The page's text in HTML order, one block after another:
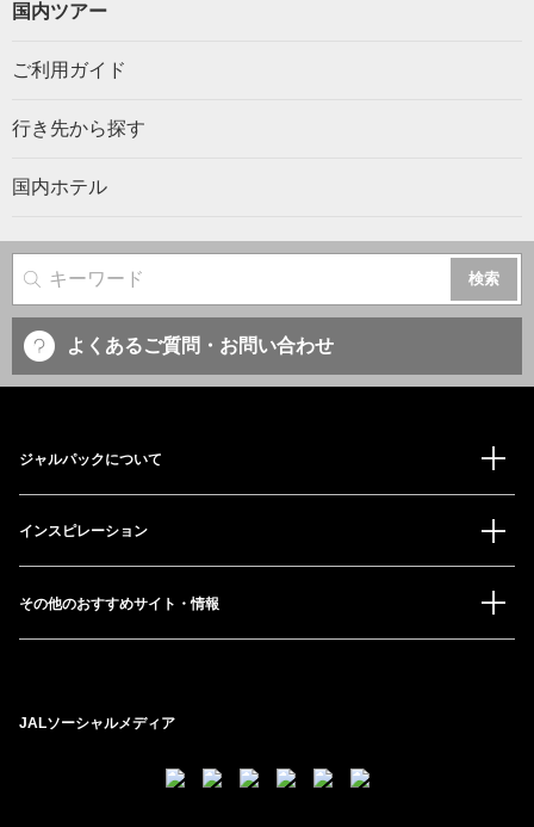
国内ツアー
ご利用ガイド
行き先から探す
国内ホテル
サイト内検索
よくあるご質問・お問い合わせ
ジャルパックについて
インスピレーション
その他のおすすめサイト・情報
JALソーシャルメディア